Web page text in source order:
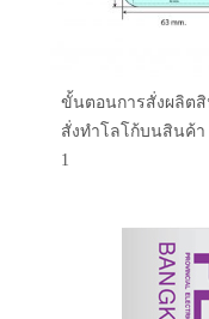
ขั้นตอนการสั่งผลิตสิ
สั่งทำโลโก้บนสินค้
1